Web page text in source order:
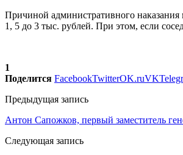
Причиной административного
1, 5 до 3 тыс. рублей. При этом, если
1
Поделится FacebookTwitterOK.ruVK
Предыдущая запись
Антон Сапожков, первый заместитель
Следующая запись